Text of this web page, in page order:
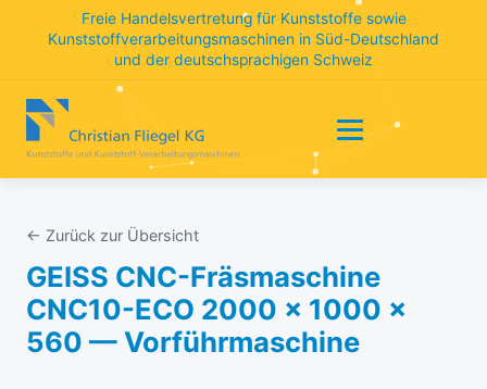
Freie Handelsvertretung für Kunststoffe sowie
Kunststoffverarbeitungsmaschinen in Süd-Deutschland
und der deutschsprachigen Schweiz
← Zurück zur Übersicht
GEISS CNC-Fräsmaschine
CNC10-ECO 2000 × 1000 ×
560 — Vorführmaschine